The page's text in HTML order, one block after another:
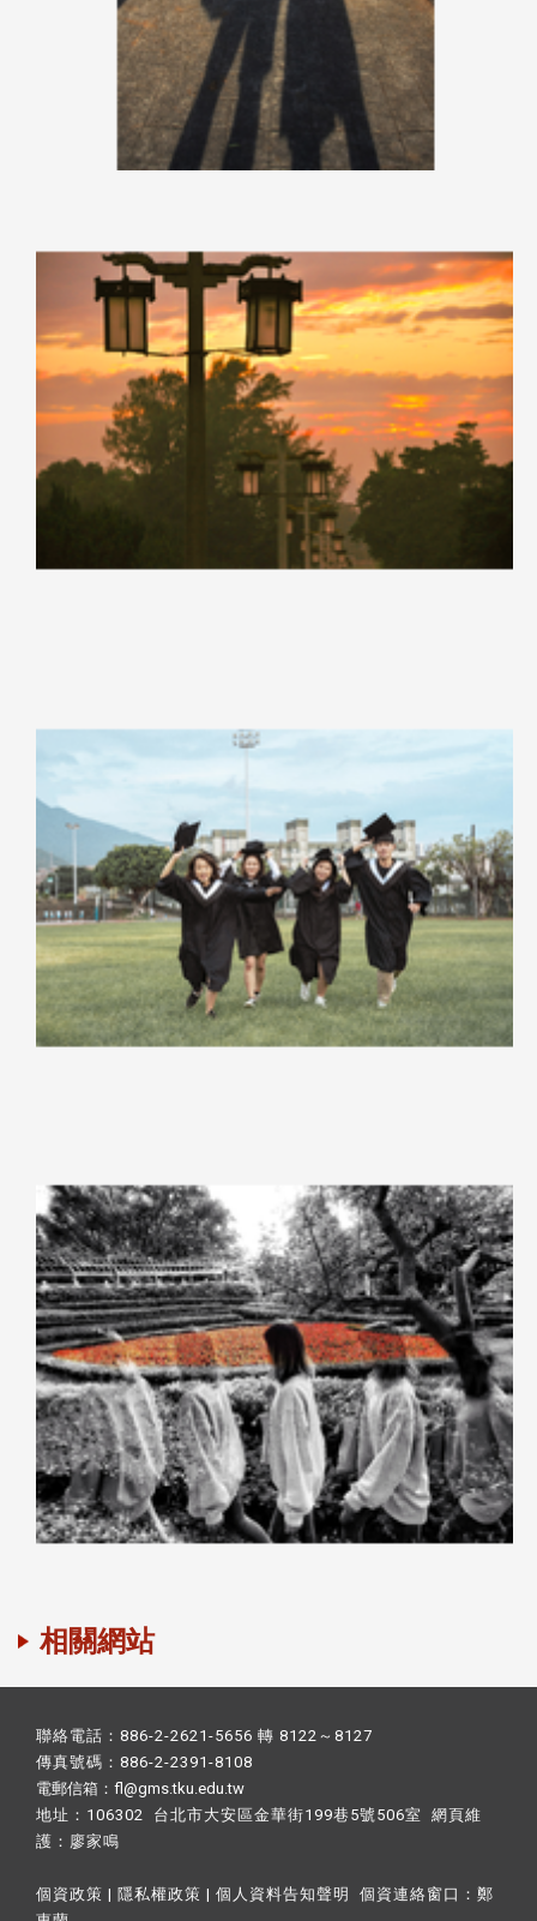
相關網站
聯絡電話：886-2-2621-5656 轉 8122～8127
傳真號碼：886-2-2391-8108
電郵信箱：fl@gms.tku.edu.tw
地址：106302 台北市大安區金華街199巷5號506室 網頁維
護： 廖家鳴​
個資政策 | 隱私權政策 | 個人資料告知聲明 個資連絡窗口： 鄭